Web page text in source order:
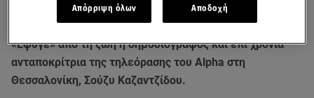
«Έφυγε» από τη ζωή η δημοσιογράφος και επί χρόνια
ανταποκρίτρια της τηλεόρασης του Alpha στη
Θεσσαλονίκη, Σούζυ Καζαντζίδου.
Απόρριψη όλων Αποδοχή